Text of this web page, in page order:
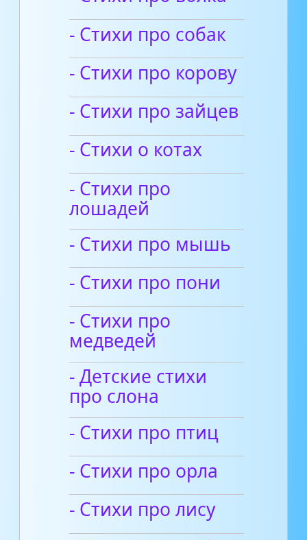
- Cтихи про собак
- Стихи про корову
- Стихи про зайцев
- Стихи о котах
- Стихи про
лошадей
- Стихи про мышь
- Стихи про пони
- Стихи про
медведей
- Детские стихи
про слона
- Стихи про птиц
- Стихи про орла
- Стихи про лису